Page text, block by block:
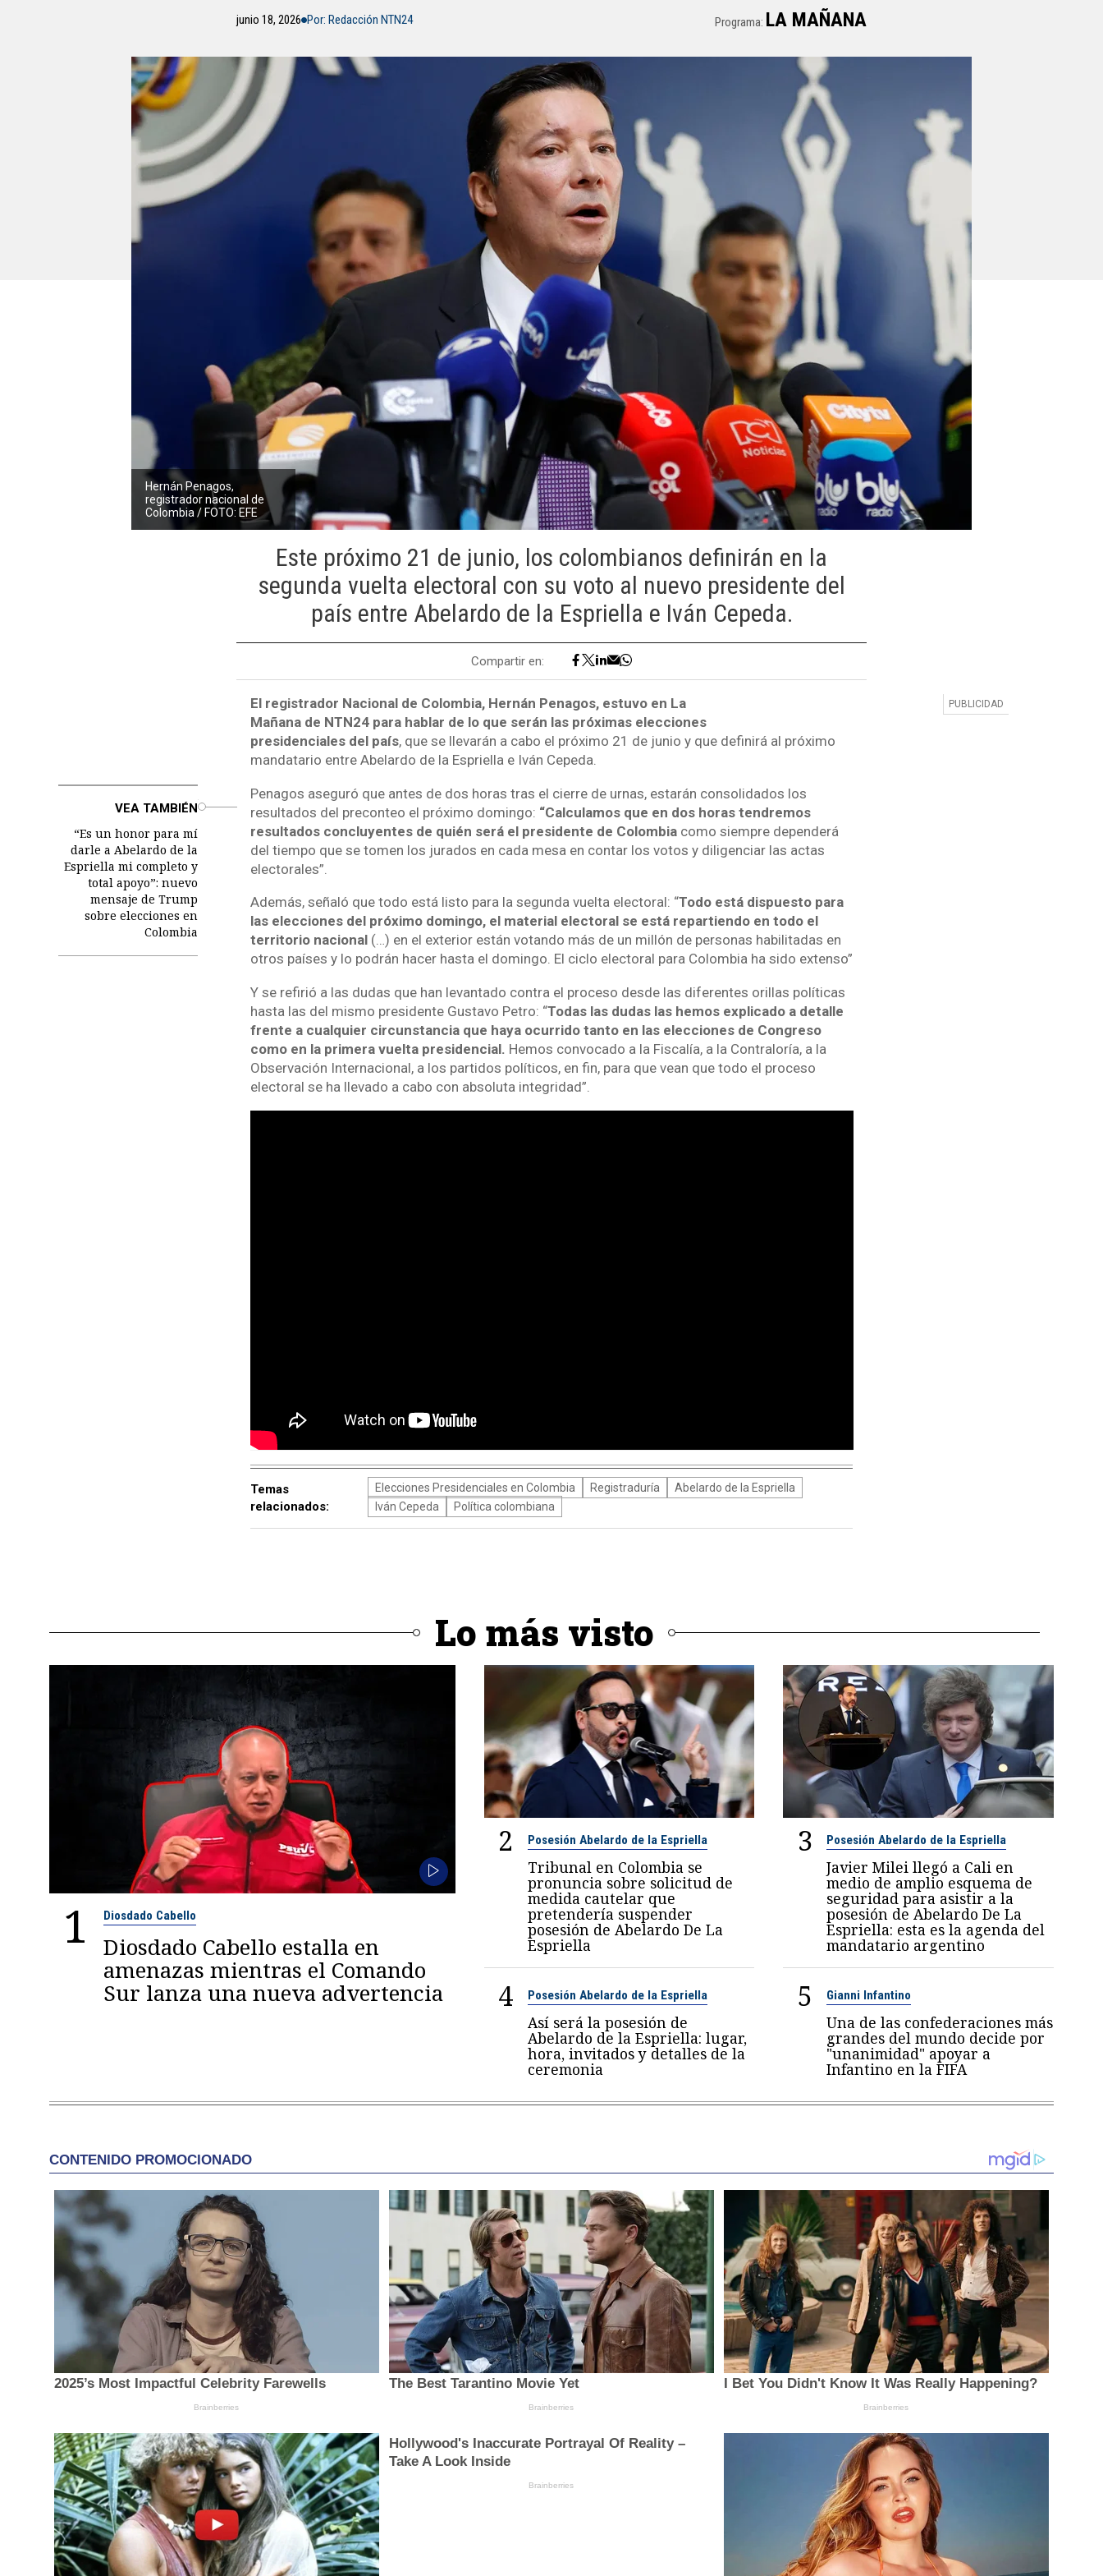
junio 18, 2026 Por: Redacción NTN24 Programa: LA MAÑANA
Hernán Penagos,
registrador nacional de
Colombia / FOTO: EFE
Este próximo 21 de junio, los colombianos definirán en la
segunda vuelta electoral con su voto al nuevo presidente del
país entre Abelardo de la Espriella e Iván Cepeda.
Compartir en:
El registrador Nacional de Colombia, Hernán Penagos, estuvo en La
Mañana de NTN24 para hablar de lo que serán las próximas elecciones
presidenciales del país, que se llevarán a cabo el próximo 21 de junio y que definirá al próximo
mandatario entre Abelardo de la Espriella e Iván Cepeda.
VEA TAMBIÉN
“Es un honor para mí
darle a Abelardo de la
Espriella mi completo y
total apoyo”: nuevo
mensaje de Trump
sobre elecciones en
Colombia
Penagos aseguró que antes de dos horas tras el cierre de urnas, estarán consolidados los
resultados del preconteo el próximo domingo: “Calculamos que en dos horas tendremos
resultados concluyentes de quién será el presidente de Colombiacomo siempre dependerá
del tiempo que se tomen los jurados en cada mesa en contar los votos y diligenciar las actas
electorales”.
Además, señaló que todo está listo para la segunda vuelta electoral: “Todo está dispuesto para
las elecciones del próximo domingo, el material electoral se está repartiendo en todo el
territorio nacional(…) en el exterior están votando más de un millón de personas habilitadas en
otros países y lo podrán hacer hasta el domingo. El ciclo electoral para Colombia ha sido extenso”
Y se refirió a las dudas que han levantado contra el proceso desde las diferentes orillas políticas
hasta las del mismo presidente Gustavo Petro: “Todas las dudas las hemos explicado a detalle
frente a cualquier circunstancia que haya ocurrido tanto en las elecciones de Congreso
como en la primera vuelta presidencial. Hemos convocado a la Fiscalía, a la Contraloría, a la
Observación Internacional, a los partidos políticos, en fin, para que vean que todo el proceso
electoral se ha llevado a cabo con absoluta integridad”.
Temas
relacionados:
Elecciones Presidenciales en Colombia Registraduría
Abelardo de la Espriella
Iván Cepeda
Política colombiana
Lo más visto
1 Diosdado Cabello
Diosdado Cabello estalla en
amenazas mientras el Comando
Sur lanza una nueva advertencia
2 Posesión Abelardo de la Espriella
Tribunal en Colombia se
pronuncia sobre solicitud de
medida cautelar que
pretendería suspender
posesión de Abelardo De La
Espriella
3 Posesión Abelardo de la Espriella
Javier Milei llegó a Cali en
medio de amplio esquema de
seguridad para asistir a la
posesión de Abelardo De La
Espriella: esta es la agenda del
mandatario argentino
4 Posesión Abelardo de la Espriella
Así será la posesión de
Abelardo de la Espriella: lugar,
hora, invitados y detalles de la
ceremonia
5 Gianni Infantino
Una de las confederaciones más
grandes del mundo decide por
"unanimidad" apoyar a
Infantino en la FIFA